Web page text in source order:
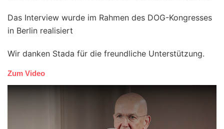
Das Interview wurde im Rahmen des DOG-Kongresses
in Berlin realisiert
Wir danken Stada für die freundliche Unterstützung.
Zum Video